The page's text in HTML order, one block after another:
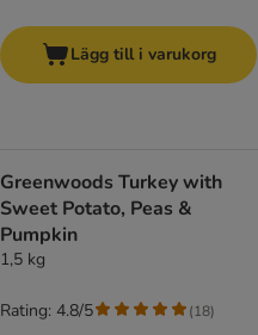
Lägg till i varukorg
Greenwoods Turkey with
Sweet Potato, Peas &
Pumpkin
1,5 kg
Rating: 4.8/5 (18)